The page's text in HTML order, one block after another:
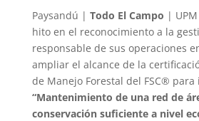
Paysandú | Todo El Campo |
hito en el reconocimiento a la
responsable de sus operaciones
ampliar el alcance de la
de Manejo Forestal del FSC®
“Mantenimiento de una red de
conservación suficiente a nivel